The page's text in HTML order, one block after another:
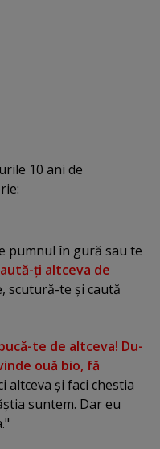
10 ani de
pumnul în gură sau te
ţi altceva de
scutură-te şi caută
te de altceva! Du-
ouă bio, fă
altceva şi faci chestia
suntem. Dar eu